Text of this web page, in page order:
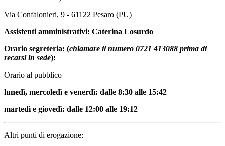
Via Confalonieri, 9 - 61122 Pesaro (PU)
Assistenti amministrativi: Caterina Losurdo
Orario segreteria: (chiamare il numero 0721 413088 prima di
recarsi in sede):
Orario al pubblico
lunedì, mercoledì e venerdì: dalle 8:30 alle 15:42
martedì e giovedì: dalle 12:00 alle 19:12
Altri punti di erogazione: